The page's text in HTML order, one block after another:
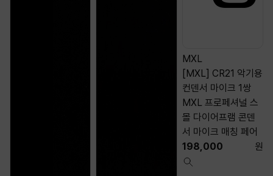
MXL
[MXL] CR21 악기용
컨덴서 마이크 1쌍
MXL 프로페셔널 스
몰 다이어프램 콘덴
서 마이크 매칭 페어
198,000
원